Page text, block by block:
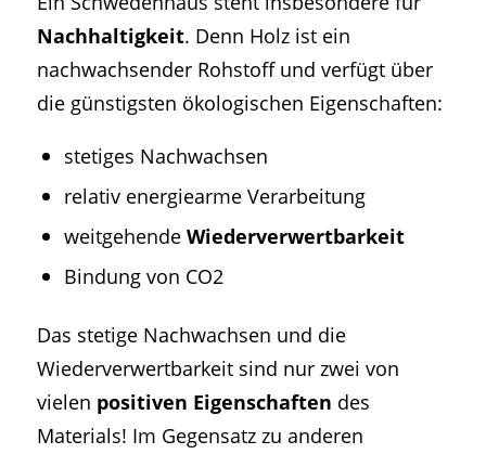
Nachhaltigkeit. Denn Holz ist ein
nachwachsender Rohstoff und verfügt über
die günstigsten ökologischen Eigenschaften:
stetiges Nachwachsen
relativ energiearme Verarbeitung
weitgehende Wiederverwertbarkeit
Bindung von CO2
Das stetige Nachwachsen und die
Wiederverwertbarkeit sind nur zwei von
vielen positiven Eigenschaften des
Materials! Im Gegensatz zu anderen